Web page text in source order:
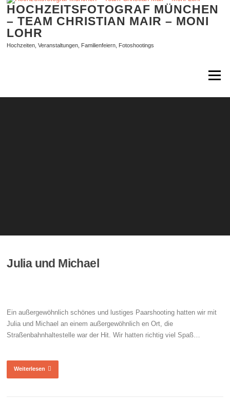
Zum
springen
HOCHZEITSFOTOGRAF MÜNCHEN
– TEAM CHRISTIAN MAIR – MONI
LOHR
Hochzeiten, Veranstaltungen, Familienfeiern, Fotoshootings
Menü
Julia und Michael
Ein außergewöhnlich schönes und lustiges Paarshooting hatten wir mit
Julia und Michael an einem außergewöhnlich en Ort, die
Straßenbahnhaltestelle war der Hit. Wir hatten richtig viel Spaß…
Weiterlesen